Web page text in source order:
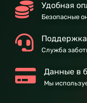
Удобная
Безопасные
Служба
Данные в
Мы